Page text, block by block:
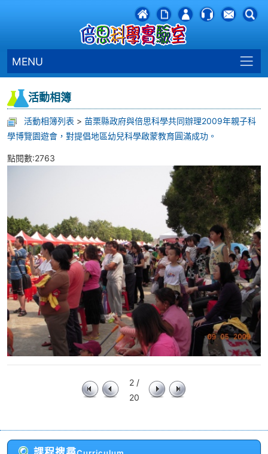
MENU
活動相簿
活動相簿列表 > 苗栗縣政府與倍思科學共同辦理2009年親子科
學博覽園遊會，對提倡地區幼兒科學啟蒙教育圓滿成功。
點閱數:2763
2 /
20